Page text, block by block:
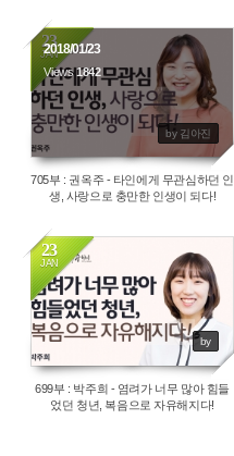
23
JAN
by 김아진
2018/01/23
Views1842
705부 : 권옥주 - 타인에게 무관심하던 인
생, 사랑으로 충만한 인생이 되다!
23
JAN
by
1847
699부 : 박주희 - 염려가 너무 많아 힘들
었던 청년, 복음으로 자유해지다!